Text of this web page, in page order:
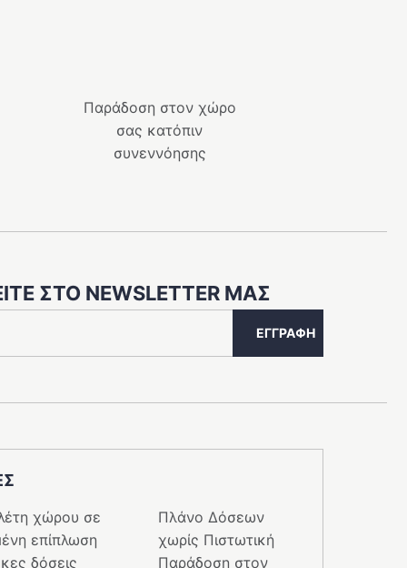
Παράδοση στον χώρο
σας κατόπιν
συνεννόησης
ΣΤΟ NEWSLETTER ΜΑΣ
ΕΓΓΡΑΦΉ
χώρου σε
επίπλωση
Πλάνο Δόσεων
χωρίς Πιστωτική
δόσεις
Παράδοση στον